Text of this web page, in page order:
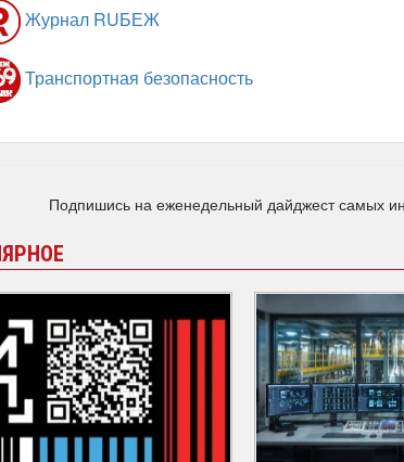
Журнал RUБЕЖ
Транспортная безопасность
Подпишись на еженедельный дайджест самых